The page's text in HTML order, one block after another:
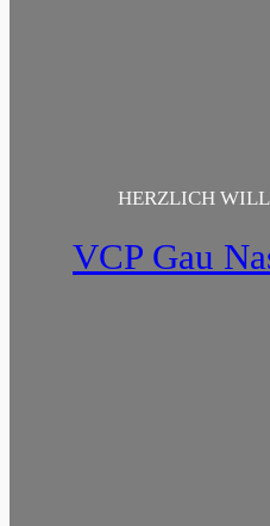
HERZLICH
VCP Gau